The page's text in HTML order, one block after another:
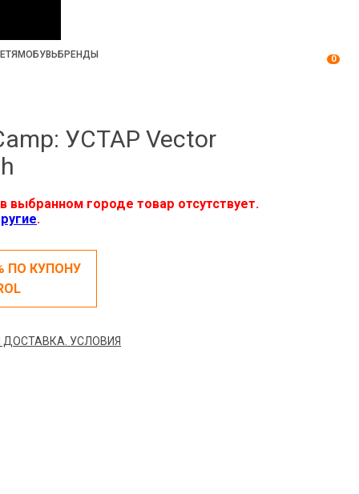
ОБУВЬ БРЕНДЫ 0
УСТАР Vector
выбранном городе товар отсутствует.
.
ПО КУПОНУ
ДОСТАВКА. УСЛОВИЯ